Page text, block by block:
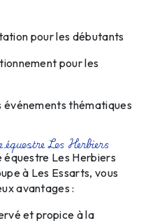
pour les débutants
pour les
événements thématiques
Les Herbiers
équestre Les Herbiers
à Les Essarts, vous
avantages :
et propice à la